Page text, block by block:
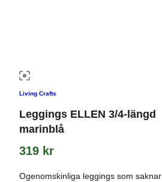
Living Crafts
Leggings ELLEN 3/4-längd
marinblå
319 kr
Ogenomskinliga leggings som saknar